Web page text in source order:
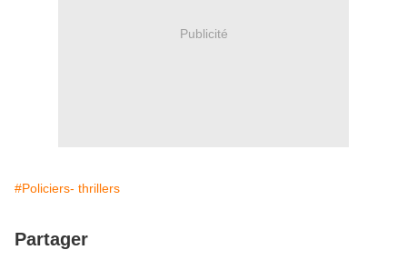
Publicité
#Policiers- thrillers
Partager